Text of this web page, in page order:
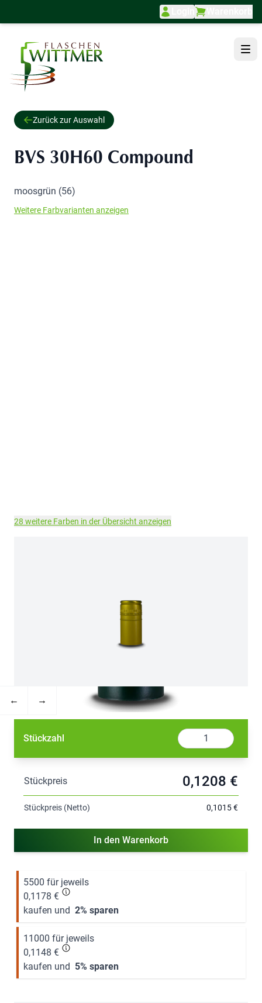
Zurück zur Auswahl
BVS 30H60 Compound
moosgrün (56)
Weitere Farbvarianten anzeigen
28 weitere Farben in der Übersicht anzeigen
← →
Stückzahl Menge
Stückpreis 0,1208 €
Stückpreis (Netto) 0,1015 €
In den Warenkorb
5500 für jeweils
0,1178 €
kaufen und 2% sparen
11000 für jeweils
0,1148 €
kaufen und 5% sparen